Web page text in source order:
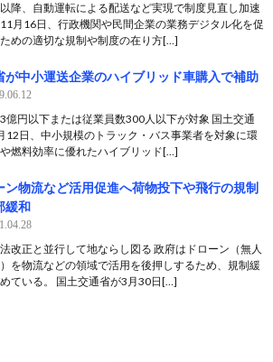
降、自動運転による配送など実現で制度見直し加速
月16日、行政機関や民間企業の業務デジタル化を促
めの適切な規制や制度の在り方[…]
が中小運送企業のハイブリッド車購入で補助
億円以下または従業員数300人以下が対象 国土交通
12日、中小規模のトラック・バス事業者を対象に環
燃料効率に優れたハイブリッド[…]
ン物流など活用促進へ荷物投下や飛行の規制
緩和
改正と並行して地ならし図る 政府はドローン（無人
を物流などの領域で活用を後押しするため、規制緩
ている。 国土交通省が3月30日[…]